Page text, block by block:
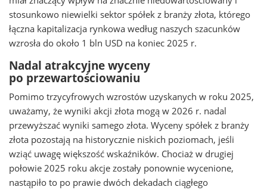
stosunkowo niewielki sektor spółek z branży złota, którego
łączna kapitalizacja rynkowa według naszych szacunków
wzrosła do około 1 bln USD na koniec 2025 r.
Nadal atrakcyjne wyceny
po przewartościowaniu
Pomimo trzycyfrowych wzrostów uzyskanych w roku 2025,
uważamy, że wyniki akcji złota mogą w 2026 r. nadal
przewyższać wyniki samego złota. Wyceny spółek z branży
złota pozostają na historycznie niskich poziomach, jeśli
wziąć uwagę większość wskaźników. Chociaż w drugiej
połowie 2025 roku akcje zostały ponownie wycenione,
nastąpiło to po prawie dwóch dekadach ciągłego